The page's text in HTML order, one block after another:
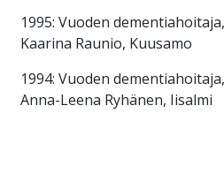
1995: Vuoden
Kaarina Raunio, Kuusamo
1994: Vuoden
Anna-Leena Ryhänen, Iisalmi